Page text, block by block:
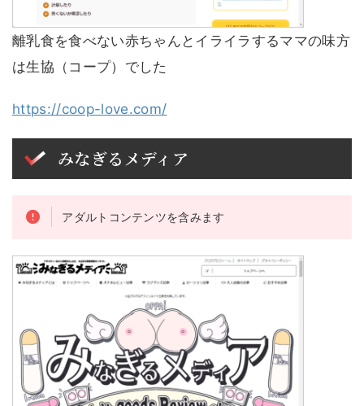
離乳食を食べない赤ちゃんとイライラするママの味方
は生協（コープ）でした
https://coop-love.com/
みなぎるメディア
アダルトコンテンツを含みます